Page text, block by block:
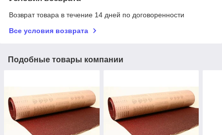
Возврат товара в течение 14 дней по договоренности
Все условия возврата
Подобные товары компании